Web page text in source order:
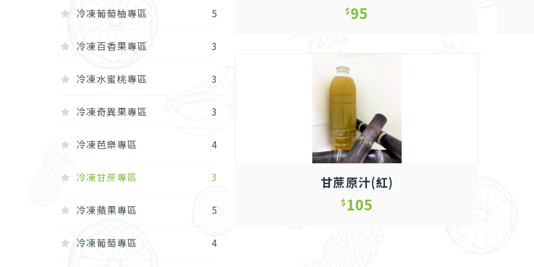
$95
甘蔗原汁(紅)
$105
冷凍葡萄柚專區 5
冷凍百香果專區 3
冷凍水蜜桃專區 3
冷凍奇異果專區 3
冷凍芭樂專區 4
冷凍甘蔗專區 3
冷凍蘋果專區 5
冷凍葡萄專區 4